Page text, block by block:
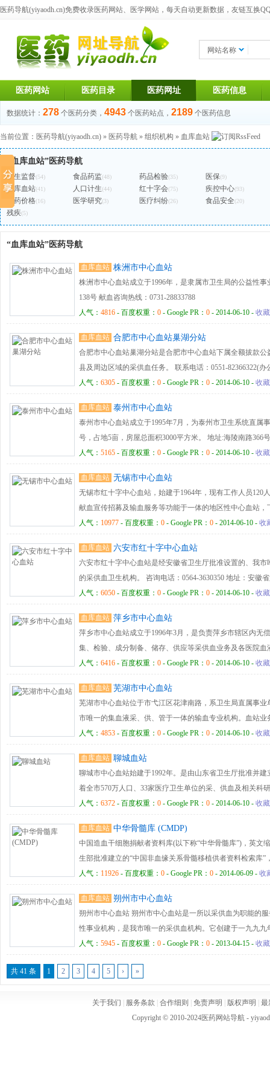
医药导航(yiyaodh.cn)免费收录医药网站、医学网站，每天自动更新数据，友链互换
网站名称
医药网站 医药目录 医药网址 医药信息
数据统计： 278 个医药分类， 4943 个医药站点， 2189 个医药信息
当前位置： 医药导航(yiyaodh.cn) » 医药导航 » 组织机构 » 血库血站
“血库血站”医药导航
卫生监督(54) 食品药监(48) 药品检验(35) 医保(9)
血库血站(41) 人口计生(44) 红十字会(75) 疾控中心(93)
医药价格(16) 医学研究(3) 医疗纠纷(26) 食品安全(20)
残疾(5)
“血库血站”医药导航
血库血站 株洲市中心血站
株洲市中心血站成立于1996年，是隶属市卫生局的公益性
138号 献血咨询热线：0731-28833788
人气： 4816 - 百度权重： 0 - Google PR： 0 - 2014-06-10 - 收藏
血库血站 合肥市中心血站巢湖分站
合肥市中心血站巢湖分站是合肥市中心血站下属全额拔款
县及周边区域的采供血任务。 联系电话：0551-82366322(
chaohuxz@163.com chszxxz@163.com 地 址：安徽省巢湖
人气： 6305 - 百度权重： 0 - Google PR： 0 - 2014-06-10 - 收藏
血库血站 泰州市中心血站
泰州市中心血站成立于1995年7月，为泰州市卫生系统直属
号，占地5亩，房屋总面积3000平方米。 地址:海陵南路366
86850845
人气： 5165 - 百度权重： 0 - Google PR： 0 - 2014-06-10 - 收藏
血库血站 无锡市中心血站
无锡市红十字中心血站，始建于1964年，现有工作人员120
献血宣传招募及输血服务等功能于一体的地区性中心血站
吨，年无偿献血人数约3万人次。 地址：无锡市南长区新民
人气： 10977 - 百度权重： 0 - Google PR： 0 - 2014-06-10 - 收
血库血站 六安市红十字中心血站
六安市红十字中心血站是经安徽省卫生厅批准设置的、我
的采供血卫生机构。 咨询电话：0564-3630350 地址：安徽
人气： 6050 - 百度权重： 0 - Google PR： 0 - 2014-06-10 - 收藏
血库血站 萍乡市中心血站
萍乡市中心血站成立于1996年3月，是负责萍乡市辖区内无
集、检验、成分制备、储存、供应等采供血业务及各医院
导的公益性卫生事业单位。 萍乡市中心血站座落于风景
人，其中：大学专科以上学历39人，专业技术人员50人，
称2人，中级技术职称20人。在市区设有3处爱心献血屋、2
血车采血点，年采供血量约450万毫升。内设献血服务科、
理科、办公室、财务科、工会等科室，以及质控实验室和
动酶免分析系统、全自动加样系统、血细胞分离机、血细
低温离心机、全自动生化分析仪、无菌接管机、内毒素分
箱、试剂专用冰箱、酶标仪、生化分析仪、洗板机、低温
小板振荡保存箱、采血车、送血车等先进仪器设备，拥有
红细胞系列、血小板、冰冻血浆、冷沉淀等血液成分制备,
灭活、冰冻血小板、冰冻RH阴性红细胞等四项新技术。开
过科技成果鉴定。
人气： 6416 - 百度权重： 0 - Google PR： 0 - 2014-06-10 - 收藏
血库血站 芜湖市中心血站
芜湖市中心血站位于市弋江区花津南路，系卫生局直属事
市唯一的集血液采、供、管于一体的输血专业机构。血站业
五层，为2001年自筹资金兴建，2004年3月竣工搬入。根据
任务是承担着芜湖市辖区采供血、输血技术指导与研究；
时，履行政府无偿献血工作组织与实施等职能。负责向全
床医疗用及各种血液成分制品，年供血量9吨，全血分离率
先进行列。 中心血站始终把无偿献血工作作为全站的一项
加大宣传力度，成立无偿献血志愿服务队、应急献血库，
血、改善采供血环境、提高服务质量等方面做了大量卓有
偿献血，保证了全市医疗用血需要和安全，为芜湖市输血
人气： 4853 - 百度权重： 0 - Google PR： 0 - 2014-06-10 - 收藏
血库血站 聊城血站
聊城市中心血站始建于1992年。是由山东省卫生厅批准并
着全市570万人口、33家医疗卫生单位的采、供血及相关科
血800余万毫升。现有干部职工57人，其中专业技术人员占
安保科六个职能科室。 聊城市中心血站围绕实现可持续发
共和国献血法》和《山东省实施<献血法>办法》，时刻以
范》和《血站实验室质量管理规范》为检验血站各项工作
率100%，成分输血率99%以上，并组建了万人“奉献爱心应
库，被卫生部评为“全国无偿献血先进城市”，并获得了“市
誉。本着“科学管理、规范服务、安全有效、持续改进”的
范化、科学化和标准化的方向发展。
人气： 6372 - 百度权重： 0 - Google PR： 0 - 2014-06-10 - 收藏
血库血站 中华骨髓库 (CMDP)
中国造血干细胞捐献者资料库(以下称“中华骨髓库”)，英文
生部批准建立的“中国非血缘关系骨髓移植供者资料检索库”
下，中国红十字会重新启动了建设资料库的工作。同年12
原）分型，为患者检索配型相合的捐献者及移植相关服务等
人气： 11926 - 百度权重： 0 - Google PR： 0 - 2014-06-09 - 收
血库血站 朔州市中心血站
朔州市中心血站 朔州市中心血站是一所以采供血为职能的
性事业机构，是我市唯一的采供血机构。它创建于一九九九
固定资产100万元。2001年血站根据中央关于加快中西部地
22名。市中心血站以先进的设备，科学的管理，一流的服
人气： 5945 - 百度权重： 0 - Google PR： 0 - 2013-04-15 - 收藏
共 41 条 1 2 3 4 5 › »
关于我们 服务条款 合作细则 免责声明 版权声明
最
Copyright © 2010-2024医药网站导航-